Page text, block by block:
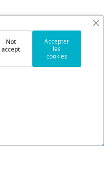
Accepter
les
cookies
Not
accept